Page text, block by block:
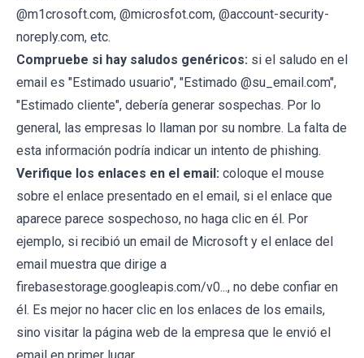
@m1crosoft.com, @microsfot.com, @account-security-
noreply.com, etc.
Compruebe si hay saludos genéricos: si el saludo en el
email es "Estimado usuario", "Estimado @su_email.com",
"Estimado cliente", debería generar sospechas. Por lo
general, las empresas lo llaman por su nombre. La falta de
esta información podría indicar un intento de phishing.
Verifique los enlaces en el email: coloque el mouse
sobre el enlace presentado en el email, si el enlace que
aparece parece sospechoso, no haga clic en él. Por
ejemplo, si recibió un email de Microsoft y el enlace del
email muestra que dirige a
firebasestorage.googleapis.com/v0..., no debe confiar en
él. Es mejor no hacer clic en los enlaces de los emails,
sino visitar la página web de la empresa que le envió el
email en primer lugar.